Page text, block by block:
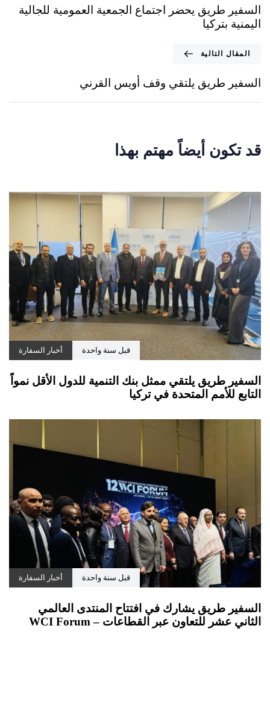
السفير طريق يحضر اجتماع الجمعية العمومية للجالية
اليمنية بتركيا
المقال التالية
السفير طريق يلتقي وقف أويس القرني
قبل سنة واحدة أخبار السفارة
السفير طريق يلتقي ممثل بنك التنمية للدول الأقل نمواً
التابع للأمم المتحدة في تركيا
قبل سنة واحدة أخبار السفارة
السفير طريق يشارك في افتتاح المنتدى العالمي
الثاني عشر للتعاون عبر القطاعات – WCI Forum